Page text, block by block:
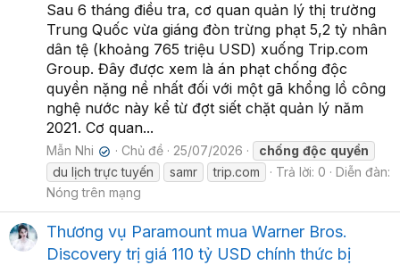
Sau 6 tháng điều tra, cơ quan quản lý thị trường
Trung Quốc vừa giáng đòn trừng phạt 5,2 tỷ nhân
dân tệ (khoảng 765 triệu USD) xuống Trip.com
Group. Đây được xem là án phạt chống độc
quyền nặng nề nhất đối với một gã khổng lồ công
nghệ nước này kể từ đợt siết chặt quản lý năm
2021. Cơ quan...
Mẫn Nhi ✔ Chủ đề 25/07/2026 chống độc quyền
du lịch trực tuyến
samr trip.com Trả lời: 0
Diễn đàn:
Nóng trên mạng
Thương vụ Paramount mua Warner Bros.
Discovery trị giá 110 tỷ USD chính thức bị